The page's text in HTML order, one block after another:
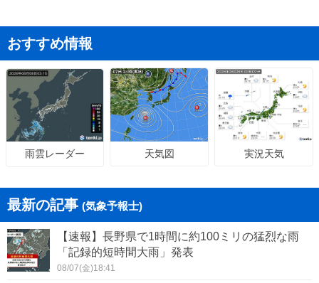
おすすめ情報
雨雲レーダー 天気図 実況天気
最新の記事 (気象予報士)
【速報】長野県で1時間に約100ミリの猛烈な雨
「記録的短時間大雨」発表
08/07(金)18:41